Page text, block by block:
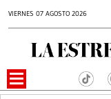
VIERNES 07 AGOSTO 2026